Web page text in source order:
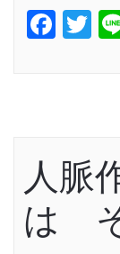
人脈
は